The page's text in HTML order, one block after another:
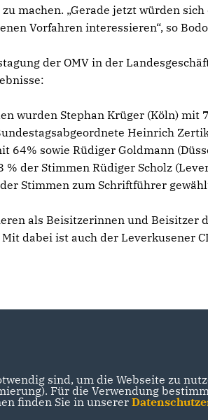
machen. „Gerade jetzt würden
Vorfahren interessieren“, so
der OMV in der
wurden Stephan Krüger (Köln) mit
Heinrich
64% sowie Rüdiger Goldmann
der Stimmen Rüdiger Scholz
Stimmen zum Schriftführer
als Beisitzerinnen und Beisitzer
dabei ist auch der Leverkusener
sind, um die Webseite zu
Für die Verwendung
finden Sie in unserer